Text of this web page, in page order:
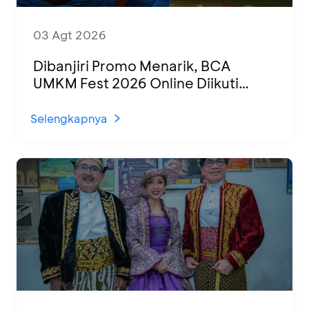
03 Agt 2026
Dibanjiri Promo Menarik, BCA
UMKM Fest 2026 Online Diikuti
Selengkapnya